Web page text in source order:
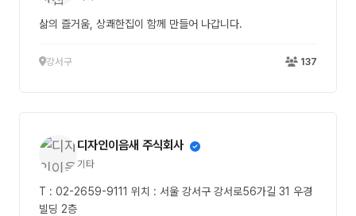
삶의 즐거움, 상쾌한집이 함께 만들어 나갑니다.
강서구 137
디자인이음새 주식회사
기타
T : 02-2659-9111 위치 : 서울 강서구 강서로56가길 31 우경
빌딩 2층